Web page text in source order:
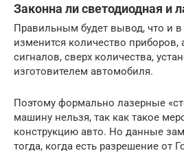
Законна ли светодиодная и
Правильным будет вывод, что и в
изменится количество приборов,
сигналов, сверх количества,
изготовителем автомобиля.
Поэтому формально лазерные
машину нельзя, так как такое
конструкцию авто. Но данные
тогда, когда есть разрешение от